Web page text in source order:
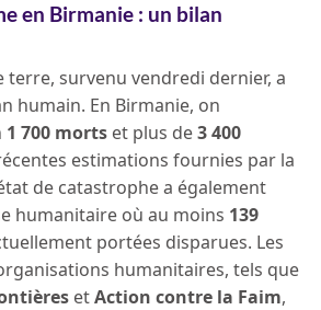
en Birmanie : un bilan
terre, survenu vendredi dernier, a
humain. En Birmanie, on
1 700 morts et plus de3 400
estimations fournies par la
de catastrophe a également
humanitaire où au moins 139
portées disparues. Les
humanitaires, tels que
etAction contre la Faim,